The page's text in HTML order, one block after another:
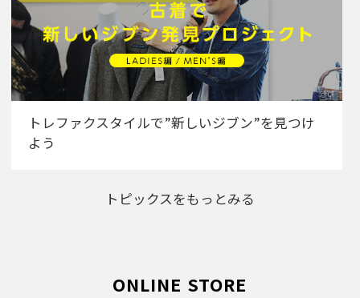
トレファクスタイルで”新しいジブン”を見つけ
よう
トピックスをもっとみる
ONLINE STORE